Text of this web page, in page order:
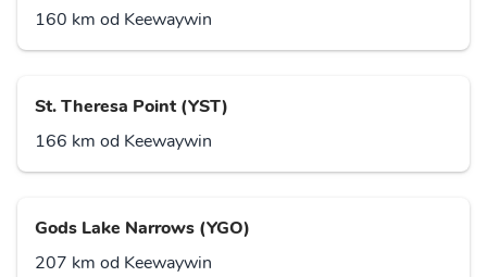
160 km od Keewaywin
St. Theresa Point (YST)
166 km od Keewaywin
Gods Lake Narrows (YGO)
207 km od Keewaywin